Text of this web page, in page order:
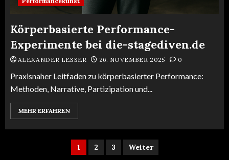
Körperbasierte Performance-
Experimente bei die-stagediven.de
ALEXANDER LESSER 26. NOVEMBER 2025 0
Praxisnaher Leitfaden zu körperbasierter Performance:
Methoden, Narrative, Partizipation und...
MEHR ERFAHREN
1 2 3 Weiter